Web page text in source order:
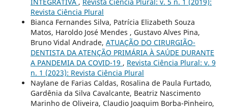
Revista Ciência Plural
Bianca Fernandes Silva, Patrícia Elizabeth Souza
Matos, Haroldo José Mendes , Gustavo Alves Pina,
Bruno Vidal Andrade, ATUAÇÃO DO CIRURGIÃO-
DENTISTA DA ATENÇÃO PRIMÁRIA À SAÚDE DURANTE
A PANDEMIA DA COVID-19 , Revista Ciência Plural: v. 9
n. 1 (2023): Revista Ciência Plural
Naylane de Farias Caldas, Rosalina de Paula Furtado,
Gardênia da Silva Cavalcante, Beatriz Nascimento
Marinho de Oliveira, Claudio Joaquim Borba-Pinheiro,